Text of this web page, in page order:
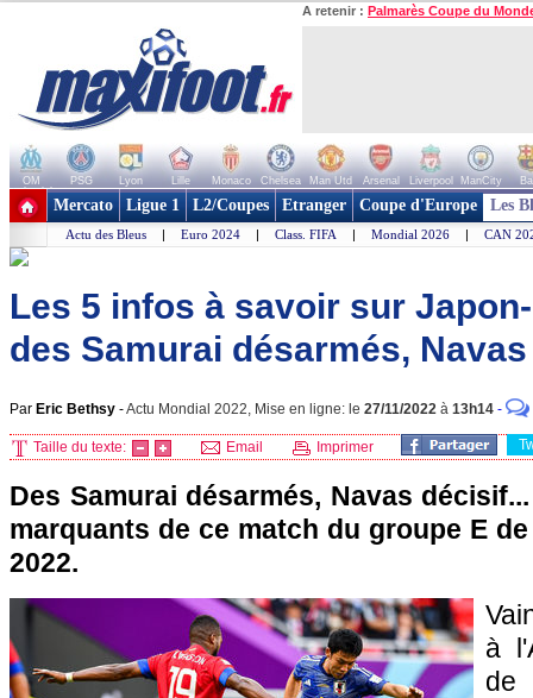
A retenir : Palmarès Coupe du
OM PSG Lyon Lille Monaco Chelsea Man Utd Arsenal Liverpool ManCity
+ de clubs
Mercato Ligue 1 L2/Coupes Etranger Coupe d'Europe Les
Actu des Bleus | Euro 2024 | Class. FIFA | Mondial 2026 | CAN
Les 5 infos à savoir sur
des Samurai désarmés,
Par Eric Bethsy -Actu Mondial 2022, Mise en ligne: le 27/11/2022 à 13h14 -
Taille du texte: Email Imprimer
Des Samurai désarmés, Navas
marquants de ce match du groupe E
2022.
à
de